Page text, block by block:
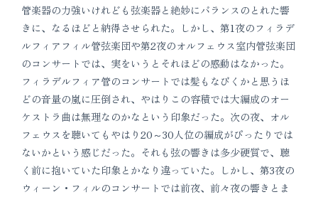
管楽器の力強いけれども弦楽器と絶妙にバランスのとれた響
きに、なるほどと納得させられた。しかし、第1夜のフィラデ
ルフィアフィル管弦楽団や第2夜のオルフェウス室内管弦楽団
のコンサートでは、実をいうとそれほどの感動はなかった。
フィラデルフィア管のコンサートでは髪もなびくかと思うほ
どの音量の嵐に圧倒され、やはりこの容積では大編成のオー
ケストラ曲は無理なのかなという印象だった。次の夜、オル
フェウスを聴いてもやはり20～30人位の編成がぴったりでは
ないかという感じだった。それも弦の響きは多少硬質で、聴
く前に抱いていた印象とかなり違っていた。しかし、第3夜の
ウィーン・フィルのコンサートでは前夜、前々夜の響きとま